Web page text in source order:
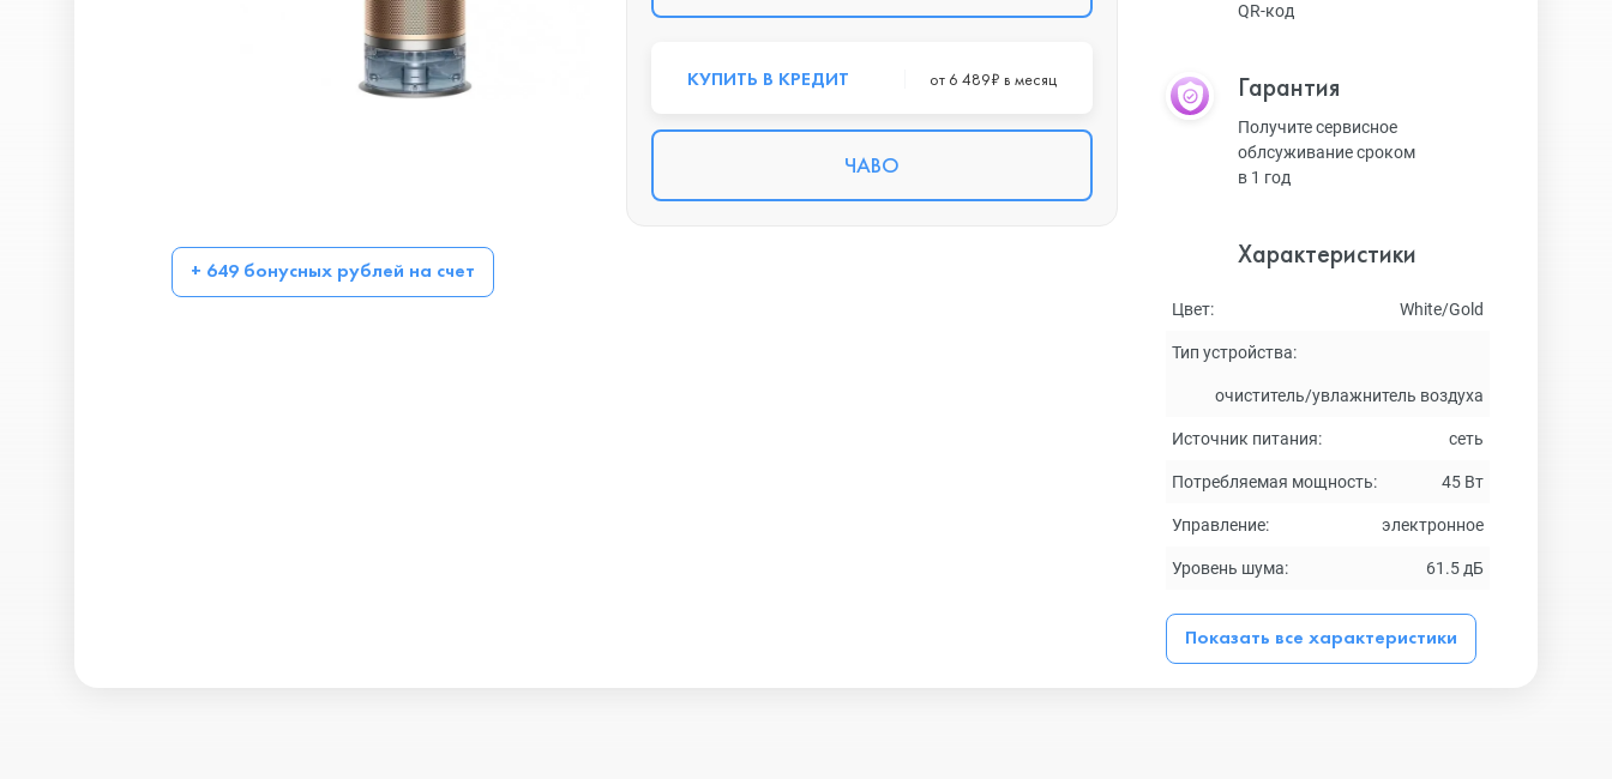
+ 649 бонусных рублей на счет
КУПИТЬ В КРЕДИТ от 6 489₽ в месяц
ЧАВО
QR-код
Гарантия
Получите сервисное
облсуживание сроком
в 1 год
Характеристики
Цвет: White/Gold
Тип устройства:
очиститель/увлажнитель воздуха
Источник питания: сеть
Потребляемая мощность: 45 Вт
Управление: электронное
Уровень шума: 61.5 дБ
Показать все характеристики